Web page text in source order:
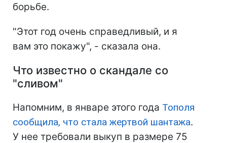
борьбе.
"Этот год очень справедливый, и я
вам это покажу", - сказала она.
Что известно о скандале со
"сливом"
Напомним, в январе этого года Тополя
сообщила, что стала жертвой шантажа.
У нее требовали выкуп в размере 75